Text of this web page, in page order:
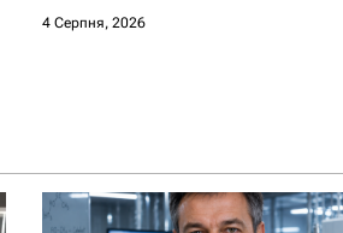
4 Серпня, 2026